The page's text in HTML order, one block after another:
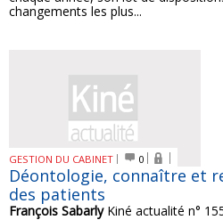
changements les plus...
GESTION DU CABINET 0
Déontologie, connaître et
des patients
François SabarlyKiné actualité n°